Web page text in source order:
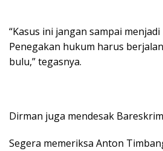
“Kasus ini jangan sampai
Penegakan hukum harus
bulu,” tegasnya.
Dirman juga mendesak
Segera memeriksa Anton